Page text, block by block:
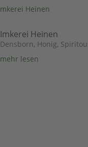
Imkerei Heinen
Densborn, Honig,
mehr lesen